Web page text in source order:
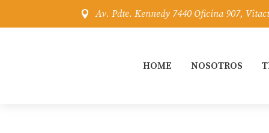
 Av. Pdte. Kennedy 7440 Oficina 907,
HOME NOSOTROS